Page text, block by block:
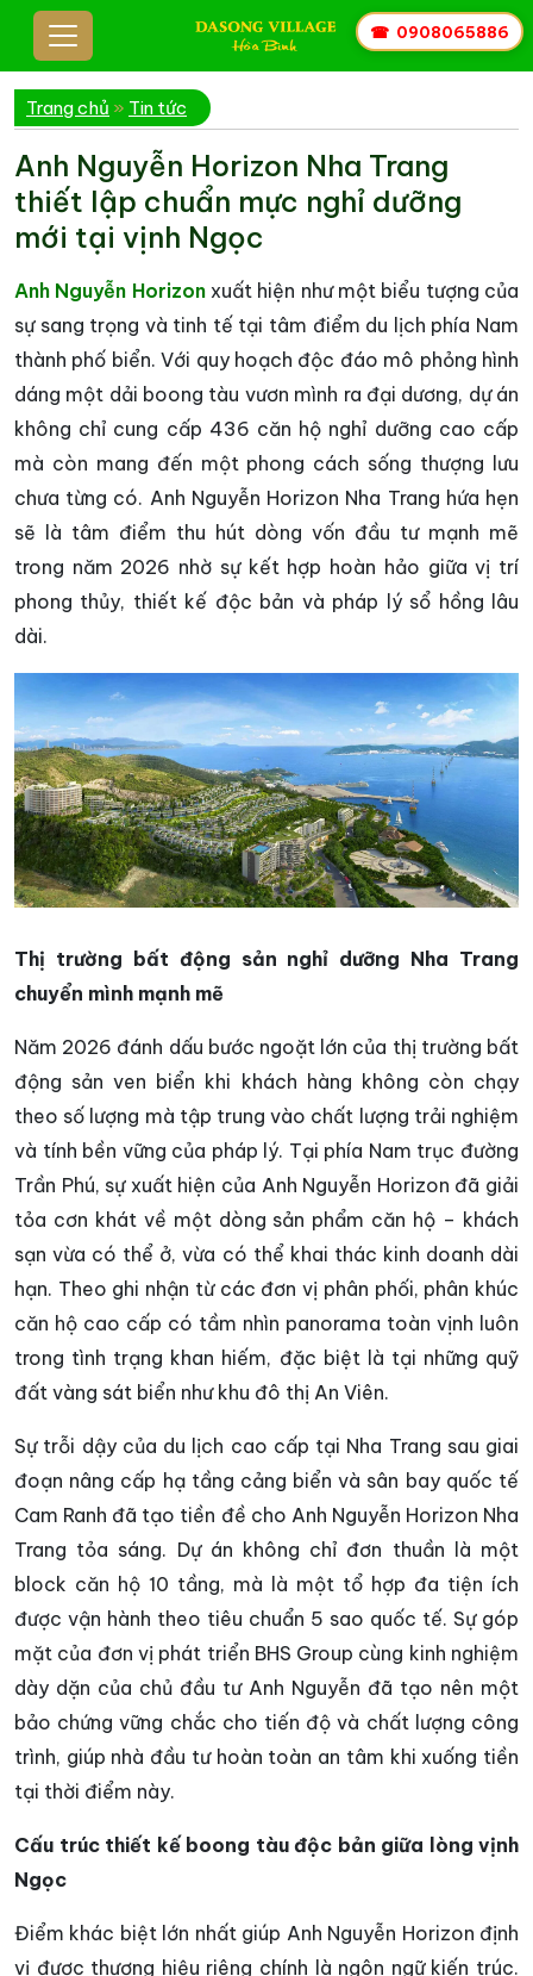
Trang chủ » Tin tức
Anh Nguyễn Horizon Nha Trang
thiết lập chuẩn mực nghỉ dưỡng
mới tại vịnh Ngọc
Anh Nguyễn Horizonxuất hiện như một biểu tượng của
sự sang trọng và tinh tế tại tâm điểm du lịch phía Nam
thành phố biển. Với quy hoạch độc đáo mô phỏng hình
dáng một dải boong tàu vươn mình ra đại dương, dự án
không chỉ cung cấp 436 căn hộ nghỉ dưỡng cao cấp
mà còn mang đến một phong cách sống thượng lưu
chưa từng có. Anh Nguyễn Horizon Nha Trang hứa hẹn
sẽ là tâm điểm thu hút dòng vốn đầu tư mạnh mẽ
trong năm 2026 nhờ sự kết hợp hoàn hảo giữa vị trí
phong thủy, thiết kế độc bản và pháp lý sổ hồng lâu
dài.
Thị trường bất động sản nghỉ dưỡng Nha Trang
chuyển mình mạnh mẽ
Năm 2026 đánh dấu bước ngoặt lớn của thị trường bất
động sản ven biển khi khách hàng không còn chạy
theo số lượng mà tập trung vào chất lượng trải nghiệm
và tính bền vững của pháp lý. Tại phía Nam trục đường
Trần Phú, sự xuất hiện của Anh Nguyễn Horizon đã giải
tỏa cơn khát về một dòng sản phẩm căn hộ – khách
sạn vừa có thể ở, vừa có thể khai thác kinh doanh dài
hạn. Theo ghi nhận từ các đơn vị phân phối, phân khúc
căn hộ cao cấp có tầm nhìn panorama toàn vịnh luôn
trong tình trạng khan hiếm, đặc biệt là tại những quỹ
đất vàng sát biển như khu đô thị An Viên.
Sự trỗi dậy của du lịch cao cấp tại Nha Trang sau giai
đoạn nâng cấp hạ tầng cảng biển và sân bay quốc tế
Cam Ranh đã tạo tiền đề cho Anh Nguyễn Horizon Nha
Trang tỏa sáng. Dự án không chỉ đơn thuần là một
block căn hộ 10 tầng, mà là một tổ hợp đa tiện ích
được vận hành theo tiêu chuẩn 5 sao quốc tế. Sự góp
mặt của đơn vị phát triển BHS Group cùng kinh nghiệm
dày dặn của chủ đầu tư Anh Nguyễn đã tạo nên một
bảo chứng vững chắc cho tiến độ và chất lượng công
trình, giúp nhà đầu tư hoàn toàn an tâm khi xuống tiền
tại thời điểm này.
Cấu trúc thiết kế boong tàu độc bản giữa lòng vịnh
Ngọc
Điểm khác biệt lớn nhất giúp Anh Nguyễn Horizon định
vị được thương hiệu riêng chính là ngôn ngữ kiến trúc.
☎ 0908065886